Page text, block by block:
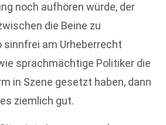
noch aufhören würde, der
die Beine zu
sinnfrei am Urheberrecht
sprachmächtige Politiker die
in Szene gesetzt haben, dann
ziemlich gut.